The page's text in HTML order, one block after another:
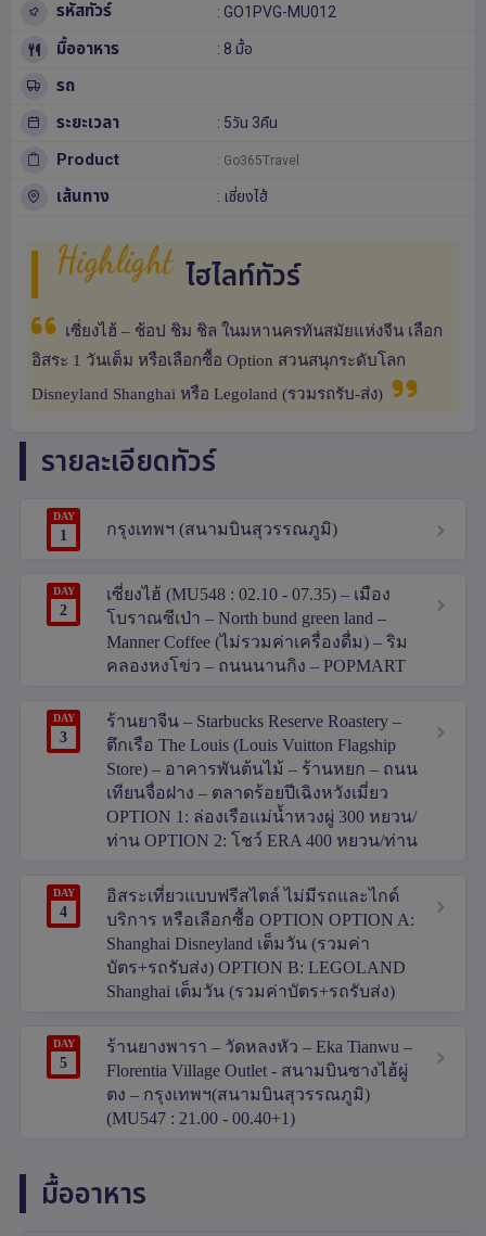
รหัสทัวร์ : GO1PVG-MU012
มื้ออาหาร : 8 มื้อ
รถ
ระยะเวลา
: 5วัน 3คืน
Product : Go365Travel
เส้นทาง : เซี่ยงไฮ้
Highlight ไฮไลท์ทัวร์
เซี่ยงไฮ้ – ช้อป ชิม ชิล ในมหานครทันสมัยแห่งจีน เลือก
อิสระ 1 วันเต็ม หรือเลือกซื้อ Option สวนสนุกระดับโลก
Disneyland Shanghai หรือ Legoland (รวมรถรับ-ส่ง)
รายละเอียดทัวร์
DAY
1 กรุงเทพฯ (สนามบินสุวรรณภูมิ)
DAY
2
เซี่ยงไฮ้ (MU548 : 02.10 - 07.35) – เมือง
โบราณซีเป่า – North bund green land –
Manner Coffee (ไม่รวมค่าเครื่องดื่ม) – ริม
คลองหงโข่ว – ถนนนานกิง – POPMART
DAY
3
ร้านยาจีน – Starbucks Reserve Roastery –
ตึกเรือ The Louis (Louis Vuitton Flagship
Store) – อาคารพันต้นไม้ – ร้านหยก – ถนน
เทียนจื่อฝาง – ตลาดร้อยปีเฉิงหวังเมี่ยว
OPTION 1: ล่องเรือแม่น้ำหวงผู่ 300 หยวน/
ท่าน OPTION 2: โชว์ ERA 400 หยวน/ท่าน
DAY
4
อิสระเที่ยวแบบฟรีสไตล์ ไม่มีรถและไกด์
บริการ หรือเลือกซื้อ OPTION OPTION A:
Shanghai Disneyland เต็มวัน (รวมค่า
บัตร+รถรับส่ง) OPTION B: LEGOLAND
Shanghai เต็มวัน (รวมค่าบัตร+รถรับส่ง)
DAY
5
ร้านยางพารา – วัดหลงหัว – Eka Tianwu –
Florentia Village Outlet - สนามบินซางไฮ้ผู่
ตง – กรุงเทพฯ(สนามบินสุวรรณภูมิ)
(MU547 : 21.00 - 00.40+1)
มื้ออาหาร